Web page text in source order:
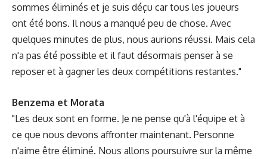
sommes éliminés et je suis déçu car tous les joueurs
ont été bons. Il nous a manqué peu de chose. Avec
quelques minutes de plus, nous aurions réussi. Mais cela
n'a pas été possible et il faut désormais penser à se
reposer et à gagner les deux compétitions restantes."
Benzema et Morata
"Les deux sont en forme. Je ne pense qu'à l'équipe et à
ce que nous devons affronter maintenant. Personne
n'aime être éliminé. Nous allons poursuivre sur la même